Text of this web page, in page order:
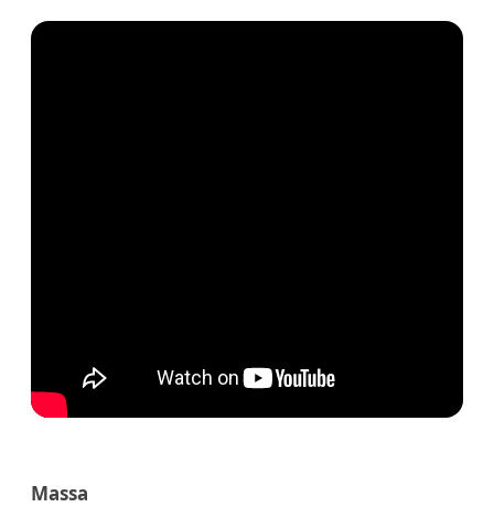
Massa